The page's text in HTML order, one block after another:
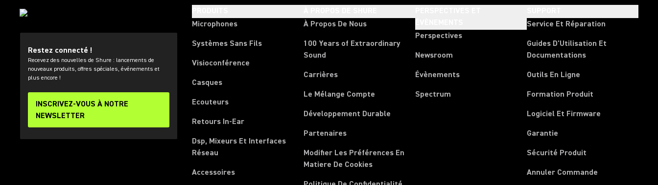
Restez connecté !
Recevez des nouvelles de Shure : lancements de
nouveaux produits, offres spéciales, événements et
plus encore !
INSCRIVEZ-VOUS À NOTRE
NEWSLETTER
Microphones
Systèmes Sans Fils
Visioconférence
Casques
Ecouteurs
Retours In-Ear
Dsp, Mixeurs Et Interfaces
Réseau
Accessoires
À Propos De Nous
100 Years of Extraordinary
Sound
Carrières
Le Mélange Compte
Développement Durable
Partenaires
Modifier Les Préférences En
Matiere De Cookies
Perspectives
Newsroom
Évènements
Spectrum
Service Et Réparation
Guides D'Utilisation Et
Documentations
Outils En Ligne
Formation Produit
Logiciel Et Firmware
Garantie
Sécurité Produit
Annuler Commande